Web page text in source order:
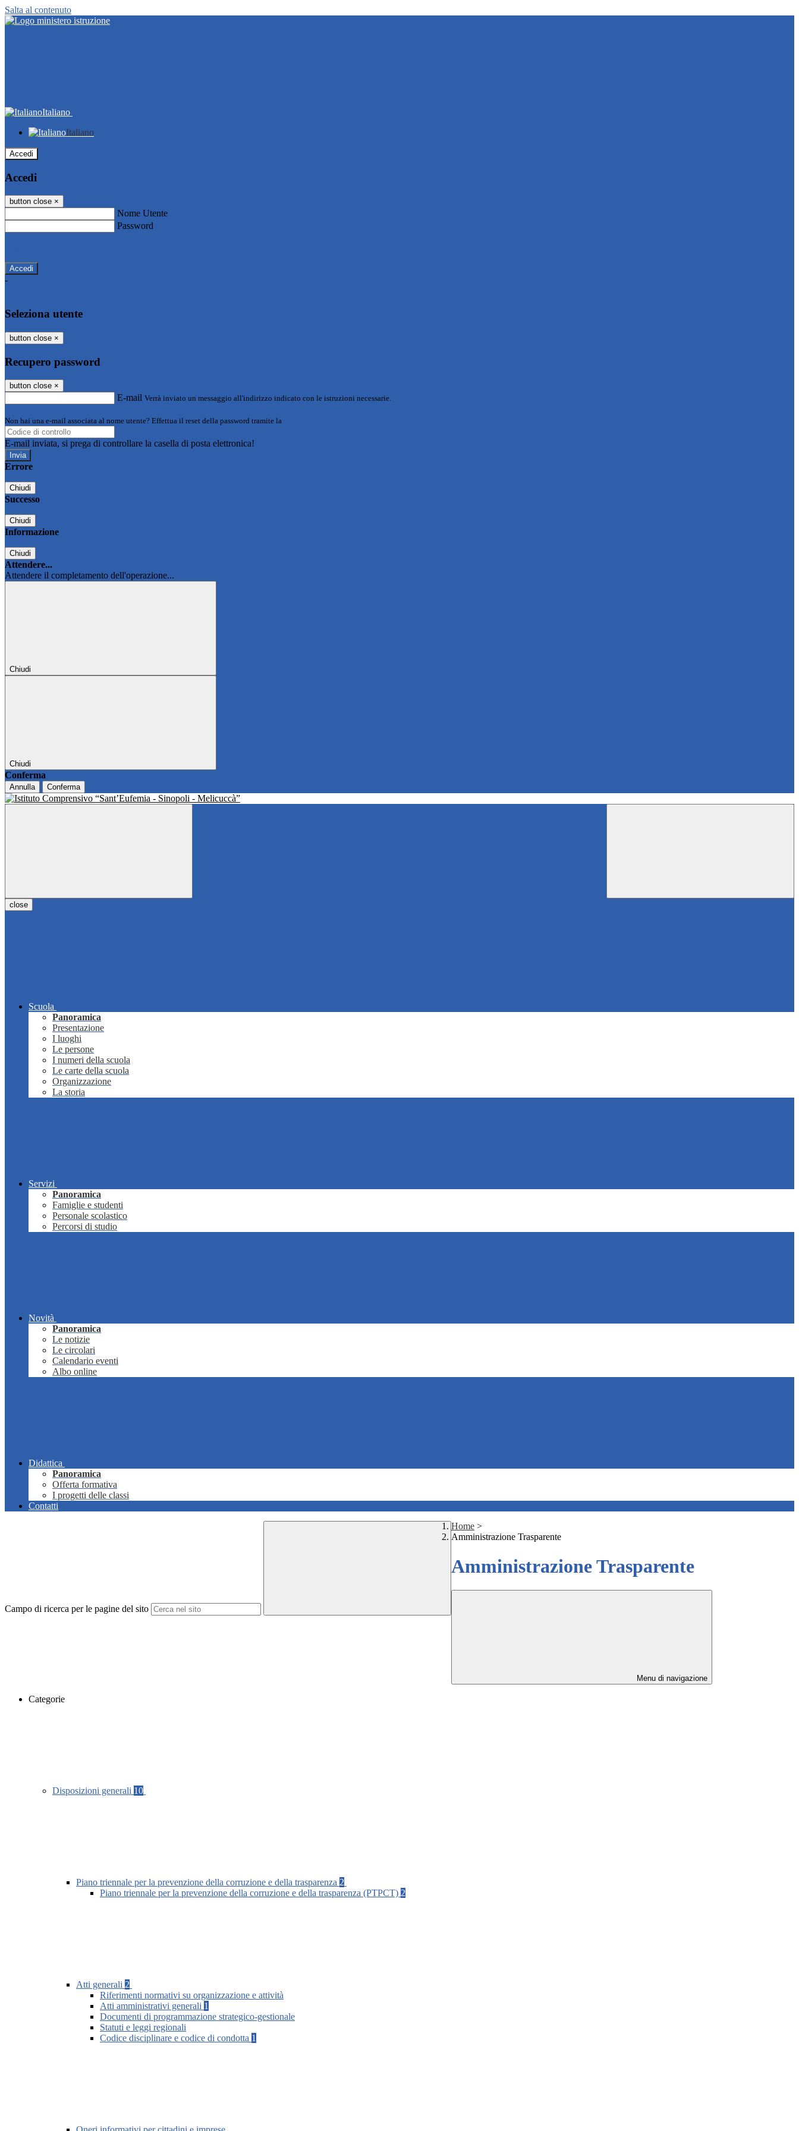
Salta al contenuto
Italiano
Italiano
Accedi
Accedi
button close ×
Nome Utente
Password
-
Seleziona utente
button close ×
Recupero password
button close ×
E-mail Verrà inviato un messaggio all'indirizzo indicato con le istruzioni necessarie.
Non hai una e-mail associata al nome utente? Effettua il reset della password tramite la
E-mail inviata, si prega di controllare la casella di posta elettronica!
Errore
Chiudi
Successo
Chiudi
Informazione
Chiudi
Attendere...
Attendere il completamento dell'operazione...
Chiudi
Chiudi
Conferma
Annulla Conferma
close
Scuola
Panoramica
Presentazione
I luoghi
Le persone
I numeri della scuola
Le carte della scuola
Organizzazione
La storia
Servizi
Panoramica
Famiglie e studenti
Personale scolastico
Percorsi di studio
Novità
Panoramica
Le notizie
Le circolari
Calendario eventi
Albo online
Didattica
Panoramica
Offerta formativa
I progetti delle classi
Contatti
Campo di ricerca per le pagine del sito
Home >
Amministrazione Trasparente
Amministrazione Trasparente
Menu di navigazione
Categorie
Disposizioni generali 10
Piano triennale per la prevenzione della corruzione e della trasparenza 2
Piano triennale per la prevenzione della corruzione e della trasparenza (PTPCT) 2
Atti generali 2
Riferimenti normativi su organizzazione e attività
Atti amministrativi generali 1
Documenti di programmazione strategico-gestionale
Statuti e leggi regionali
Codice disciplinare e codice di condotta 1